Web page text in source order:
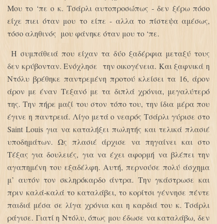
Μου το ‘πε ο κ. Τσάρλι αυτοπροσώπως - δεν ξέρω πόσο
είχε πιει όταν μου το είπε - αλλα το πίστεψα αμέσως,
τόσο αληθινός μου φάνηκε όταν μου το ‘πε.
Η συμπάθειά που είχαν τα δύο ξαδέρφια μεταξύ τους
δεν κρύβονταν. Ενόχλησε την οικογένεια. Και ξαφνικά η
Ντόλυ βρέθηκε παντρεμένη προτού κλείσει τα 16, άρον
άρον με έναν Τεξανό με τα διπλά χρόνια, μεγαλύτερό
της. Την πήρε μαζί του στον τόπο του, την ίδια μέρα που
έγινε η παντρειά. Λίγο μετά ο νεαρός Τσάρλι γύρισε στο
Saint Louis για να καταλήξει πωλητής και τελικά πλασιέ
υποδημάτων. Ως πλασιέ άρχισε να πηγαίνει και στο
Τέξας για δουλειές, για να έχει αφορμή να βλέπει την
αγαπημένη του εξαδέλφη. Αυτή, περνούσε πολύ άσχημα
μ’ αυτόν τον σκληρόκαρδο άντρα. Την γκάστρωσε και
πριν καλά-καλά το καταλάβει, το κορίτσι γέννησε πέντε
παιδιά μέσα σε λίγα χρόνια και η καρδιά του κ. Τσάρλι
ράγισε. Γιατί η Ντόλυ, όπως μου έδωσε να καταλάβω, δεν